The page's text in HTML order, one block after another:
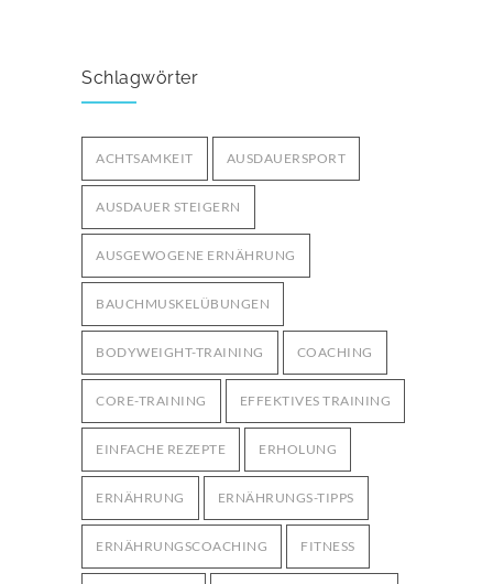
Training ohne Geräte
12. OKTOBER 2024
Schlagwörter
ACHTSAMKEIT AUSDAUERSPORT
AUSDAUER STEIGERN
AUSGEWOGENE ERNÄHRUNG
BAUCHMUSKELÜBUNGEN
BODYWEIGHT-TRAINING COACHING
CORE-TRAINING EFFEKTIVES TRAINING
EINFACHE REZEPTE ERHOLUNG
ERNÄHRUNG ERNÄHRUNGS-TIPPS
ERNÄHRUNGSCOACHING FITNESS